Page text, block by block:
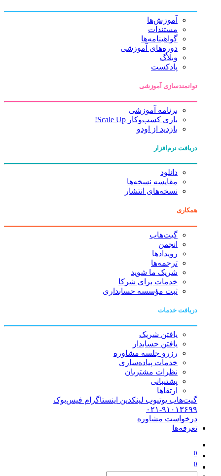
آموزش‌ها
مستندات
گواهینامه‌ها
دوره‌های آموزشی
وبلاگ
پادکست
توانمندسازی آموزشی
برنامه آموزشی
بازی کسب‌وکار Scale Up!
بازدید از اودو
دریافت نرم‌افزار
دانلود
مقایسه نسخه‌ها
نسخه‌های انتشار
همکاری
گیت‌هاب
انجمن
رویدادها
ترجمه‌ها
شریک ما شوید
خدمات برای شرکا
ثبت مؤسسه حسابداری
دریافت خدمات
یافتن شریک
یافتن حسابدار
رزرو جلسه مشاوره
خدمات پیاده‌سازی
نظرات مشتریان
پشتیبانی
ارتقاها
گیت‌هاب یوتیوب لینکدین اینستاگرام فیس‌بوک
۰۲۱-۹۱۰۱۳۶۹۹
درخواست مشاوره
تعرفه‌ها
0
0